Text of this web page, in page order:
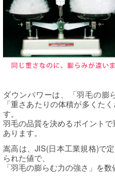
ダウンパワーは、「羽毛の膨
「重さあたりの体積が多くた
す。
羽毛の品質を決めるポイント
あります。
嵩高は、JIS(日本工業規格)で
られた値で、
「羽毛の膨らむ力の強さ」を数